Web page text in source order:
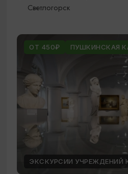
Светлогорск
ОТ 450₽ ПУШКИНСКАЯ
ЭКСКУРСИИ УЧРЕЖДЕНИЙ